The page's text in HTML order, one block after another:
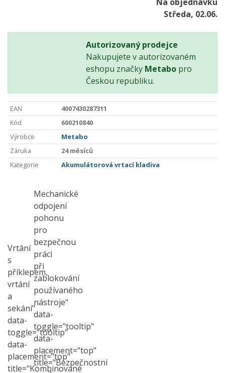
Středa, 02.06.
Autorizovaný prodejce
Nakupujete v autorizovaném
eshopu značky Metabo pro
Českou republiku.
EAN
4007430287311
Kód
600210840
Výrobce
Metabo
Záruka
24 měsíců
Kategorie
Akumulátorová vrtací kladiva
Vrtání
s
příklepem,
vrtání
a
sekání"
data-
toggle="tooltip"
data-
placement="top"
title="Kombinované
Mechanické
odpojení
pohonu
pro
bezpečnou
práci
při
zablokování
používaného
nástroje"
data-
toggle="tooltip"
data-
placement="top"
title="Bezpečnostní